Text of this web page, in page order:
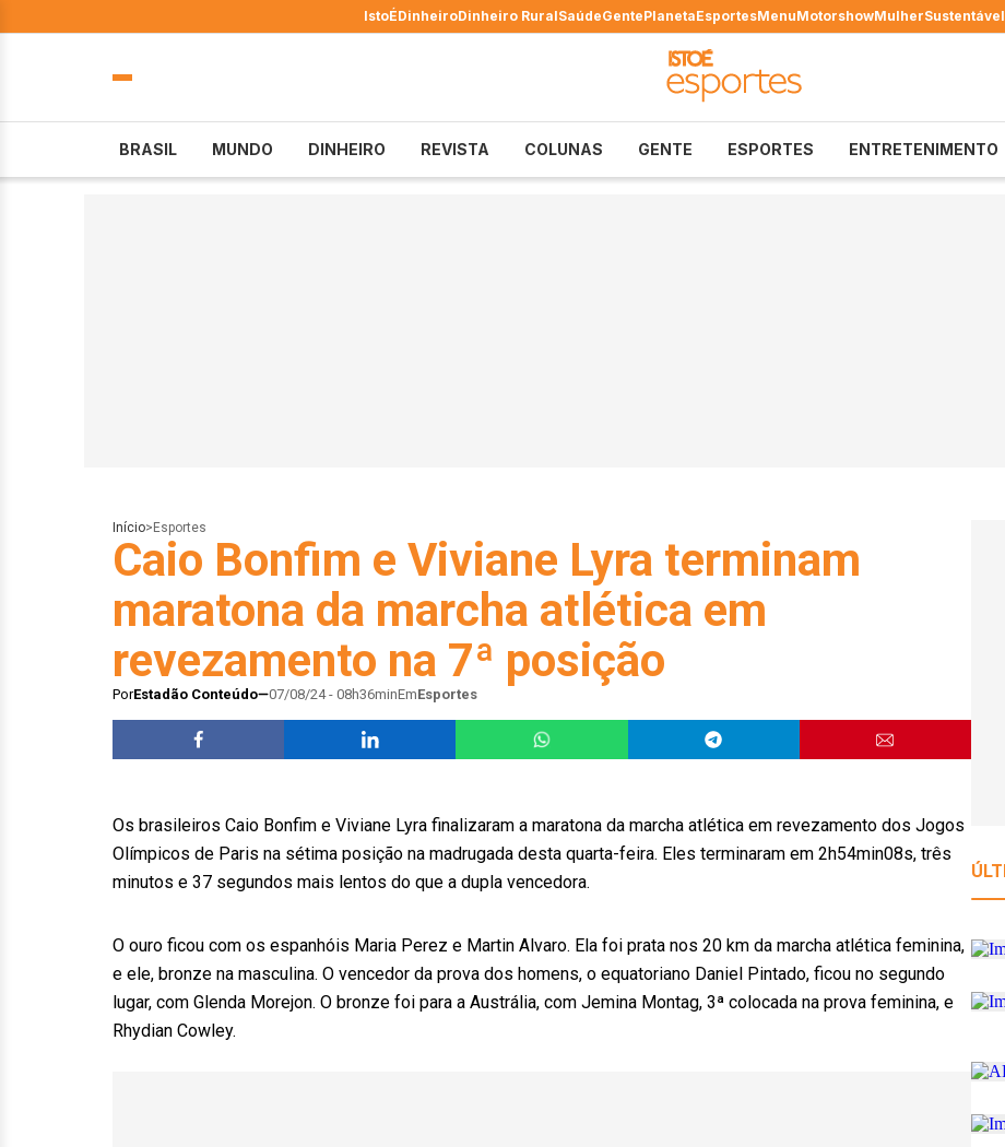
IstoÉDinheiroDinheiro RuralSaúdeGentePlanetaEsportesMenuMotorshowMulherSustentável
BRASIL MUNDO DINHEIRO REVISTA COLUNAS GENTE ESPORTES ENTRETENIMENTO
Início> Esportes
Caio Bonfim e Viviane Lyra terminam
maratona da marcha atlética em
revezamento na 7ª posição
PorEstadão Conteúdo 07/08/24 - 08h36minEmEsportes
Os brasileiros Caio Bonfim e Viviane Lyra finalizaram a maratona da marcha atlética em revezamento dos Jogos
Olímpicos de Paris na sétima posição na madrugada desta quarta-feira. Eles terminaram em 2h54min08s, três
minutos e 37 segundos mais lentos do que a dupla vencedora.
O ouro ficou com os espanhóis Maria Perez e Martin Alvaro. Ela foi prata nos 20 km da marcha atlética feminina,
e ele, bronze na masculina. O vencedor da prova dos homens, o equatoriano Daniel Pintado, ficou no segundo
lugar, com Glenda Morejon. O bronze foi para a Austrália, com Jemina Montag, 3ª colocada na prova feminina, e
Rhydian Cowley.